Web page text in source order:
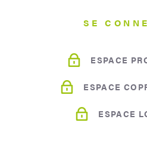
SE
ESPACE
ESPACE
ESPACE